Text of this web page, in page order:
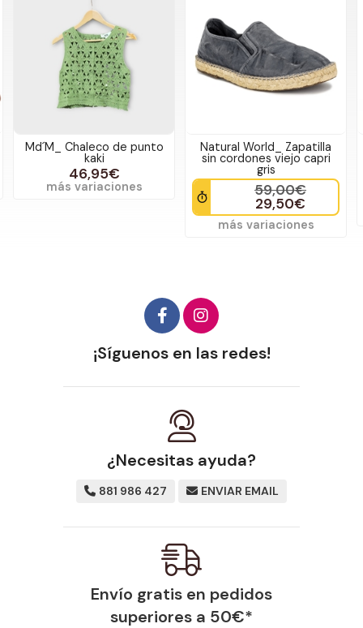
Md´M_ Chaleco de punto
kaki
46,95€
más variaciones
Natural World_ Zapatilla
sin cordones viejo capri
gris
59,00€
29,50€
más variaciones
¡Síguenos en las redes!
¿Necesitas ayuda?
881 986 427 ENVIAR EMAIL
Envío gratis en pedidos
superiores a 50€*